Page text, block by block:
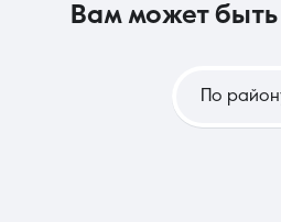
вам может
По